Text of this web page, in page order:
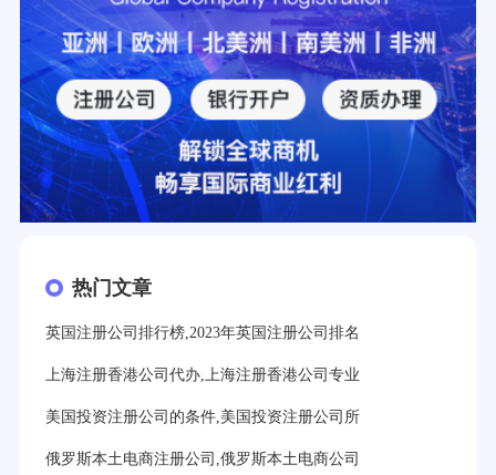
热门文章
英国注册公司排行榜,2023年英国注册公司排名
上海注册香港公司代办,上海注册香港公司专业
美国投资注册公司的条件,美国投资注册公司所
俄罗斯本土电商注册公司,俄罗斯本土电商公司